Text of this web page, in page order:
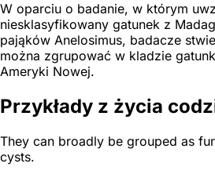
W oparciu o badanie, w którym
niesklasyfikowany gatunek z
pająków Anelosimus, badacze
można zgrupować w kladzie
Ameryki Nowej.
Przykłady z życia
They can broadly be grouped as
cysts.